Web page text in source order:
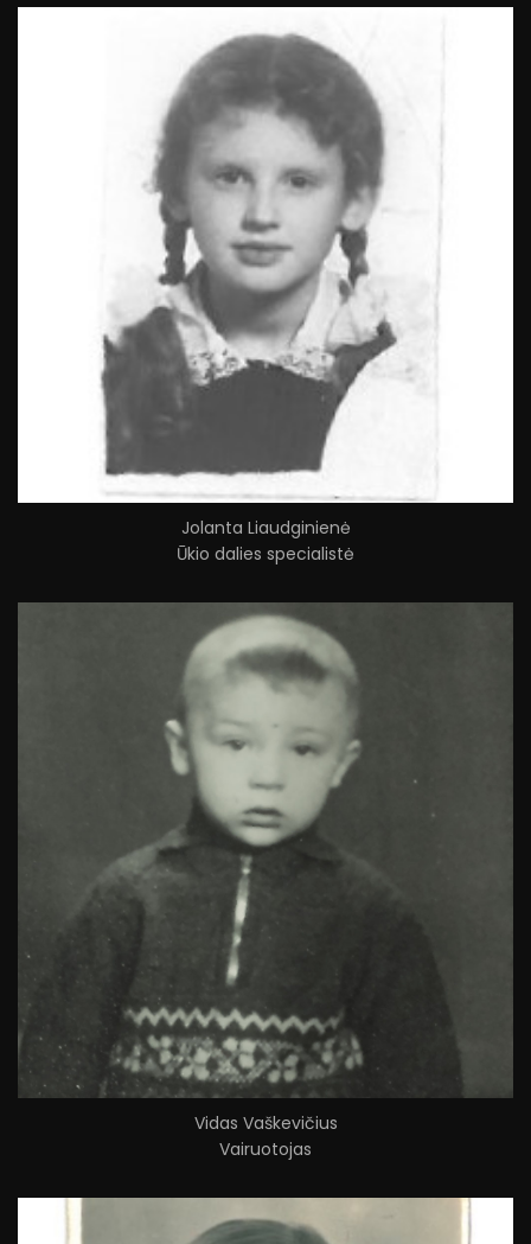
Jolanta Liaudginienė
Ūkio dalies specialistė
Vidas Vaškevičius
Vairuotojas